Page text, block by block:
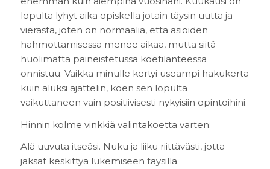
lopulta lyhyt aika opiskella jotain täysin uutta ja
vierasta, joten on normaalia, että asioiden
hahmottamisessa menee aikaa, mutta siitä
huolimatta paineistetussa koetilanteessa
onnistuu. Vaikka minulle kertyi useampi hakukerta
kuin aluksi ajattelin, koen sen lopulta
vaikuttaneen vain positiivisesti nykyisiin opintoihini.
Hinnin kolme vinkkiä valintakoetta varten:
Älä uuvuta itseäsi. Nuku ja liiku riittävästi, jotta
jaksat keskittyä lukemiseen täysillä.